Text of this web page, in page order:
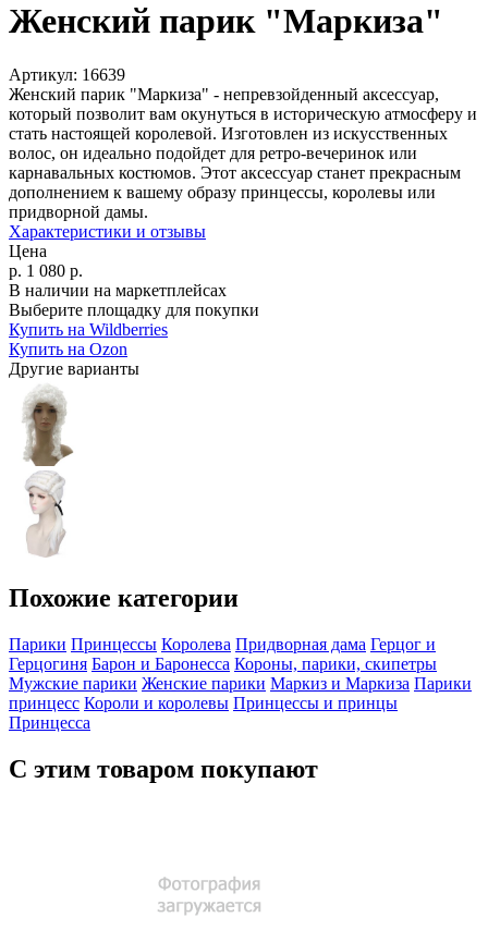
Женский парик "Маркиза"
Артикул: 16639
Женский парик "Маркиза" - непревзойденный аксессуар,
который позволит вам окунуться в историческую атмосферу и
стать настоящей королевой. Изготовлен из искусственных
волос, он идеально подойдет для ретро-вечеринок или
карнавальных костюмов. Этот аксессуар станет прекрасным
дополнением к вашему образу принцессы, королевы или
придворной дамы.
Характеристики и отзывы
Цена
р. 1 080 р.
В наличии на маркетплейсах
Выберите площадку для покупки
Купить на Wildberries
Купить на Ozon
Другие варианты
Похожие категории
Парики Принцессы Королева Придворная дама Герцог и
Герцогиня Барон и Баронесса Короны, парики, скипетры
Мужские парики Женские парики Маркиз и Маркиза Парики
принцесс Короли и королевы Принцессы и принцы
Принцесса
С этим товаром покупают